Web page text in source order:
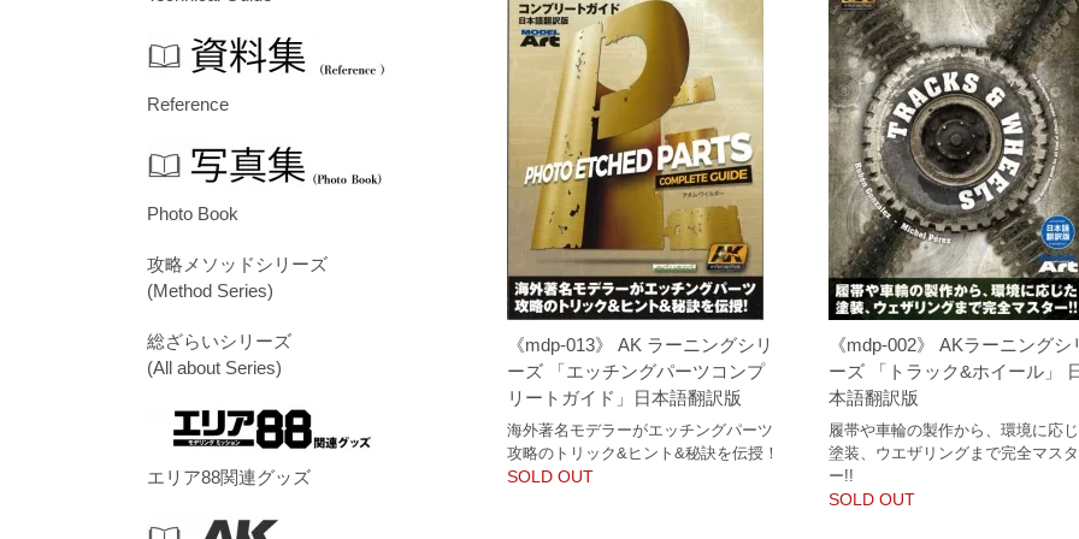
《mdp-013》 AK ラーニングシリ
ーズ 「エッチングパーツコンプ
リートガイド」日本語翻訳版
海外著名モデラーがエッチングパーツ
攻略のトリック&ヒント&秘訣を伝授！
SOLD OUT
《mdp-002》 AKラーニングシ
ーズ 「トラック&ホイール」
本語翻訳版
履帯や車輪の製作から、環境に応
塗装、ウエザリングまで完全マスタ
ー!!
SOLD OUT
Reference
Photo Book
攻略メソッドシリーズ
(Method Series)
総ざらいシリーズ
(All about Series)
エリア88関連グッズ